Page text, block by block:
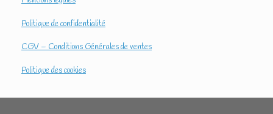
Politique de confidentialité
CGV – Conditions Générales de ventes
Politique des cookies